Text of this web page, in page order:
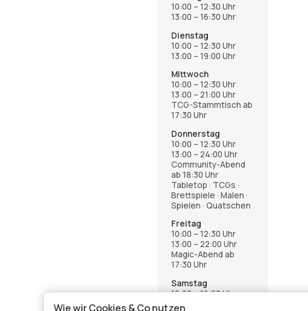
10:00 – 12:30 Uhr
13:00 – 16:30 Uhr
Dienstag
10:00 – 12:30 Uhr
13:00 – 19:00 Uhr
Mittwoch
10:00 – 12:30 Uhr
13:00 – 21:00 Uhr
TCG-Stammtisch ab
17:30 Uhr
Donnerstag
10:00 – 12:30 Uhr
13:00 – 24:00 Uhr
Community-Abend
ab 18:30 Uhr
Tabletop · TCGs ·
Brettspiele · Malen ·
Spielen · Quatschen
Freitag
10:00 – 12:30 Uhr
13:00 – 22:00 Uhr
Magic-Abend ab
17:30 Uhr
Samstag
12:00 – 16:00 Uhr
Wie wir Cookies & Co nutzen